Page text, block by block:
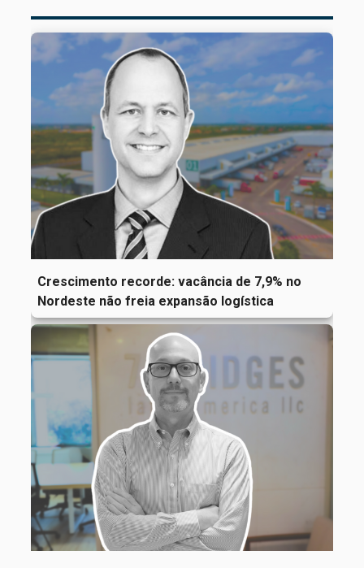
Crescimento recorde: vacância de 7,9% no
Nordeste não freia expansão logística